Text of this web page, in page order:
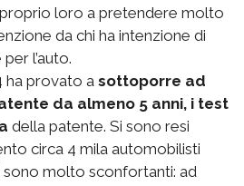
loro a pretendere molto
da chi ha intenzione di
l’auto.
ha provato a sottoporre ad
da almeno 5 anni, i test
della patente. Si sono resi
circa 4 mila automobilisti
sono molto sconfortanti: ad